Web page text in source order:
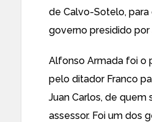
de Calvo-Sotelo, para
governo presidido por
Alfonso Armada foi o
pelo ditador Franco
Juan Carlos, de quem
assessor. Foi um dos